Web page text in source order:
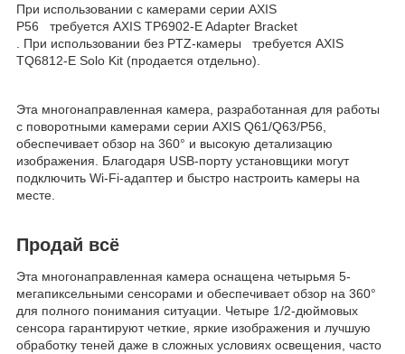
При использовании с камерами серии AXIS
P56 требуется AXIS TP6902-E Adapter Bracket
. При использовании без PTZ-камеры требуется AXIS
TQ6812-E Solo Kit (продается отдельно).
Эта многонаправленная камера, разработанная для работы
с поворотными камерами серии AXIS Q61/Q63/P56,
обеспечивает обзор на 360° и высокую детализацию
изображения. Благодаря USB-порту установщики могут
подключить Wi-Fi-адаптер и быстро настроить камеры на
месте.
Продай всё
Эта многонаправленная камера оснащена четырьмя 5-
мегапиксельными сенсорами и обеспечивает обзор на 360°
для полного понимания ситуации. Четыре 1/2-дюймовых
сенсора гарантируют четкие, яркие изображения и лучшую
обработку теней даже в сложных условиях освещения, часто